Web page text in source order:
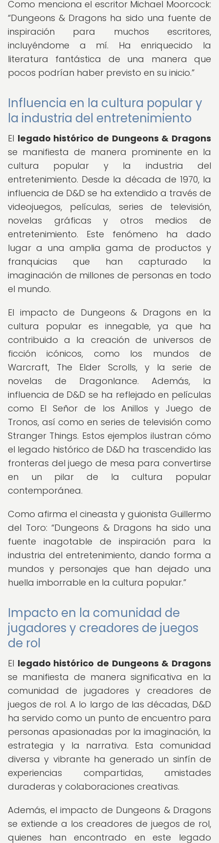
Como menciona el escritor Michael Moorcock:
Dungeons & Dragons ha sido una fuente de
inspiración para muchos escritores,
incluyéndome a mí. Ha enriquecido la
literatura fantástica de una manera que
pocos podrían haber previsto en su inicio.
Influencia en la cultura popular y
la industria del entretenimiento
El legado histórico de Dungeons & Dragons
se manifiesta de manera prominente en la
cultura popular y la industria del
entretenimiento. Desde la década de 1970, la
influencia de D&D se ha extendido a través de
videojuegos, películas, series de televisión,
novelas gráficas y otros medios de
entretenimiento. Este fenómeno ha dado
lugar a una amplia gama de productos y
franquicias que han capturado la
imaginación de millones de personas en todo
el mundo.
El impacto de Dungeons & Dragons en la
cultura popular es innegable, ya que ha
contribuido a la creación de universos de
ficción icónicos, como los mundos de
Warcraft, The Elder Scrolls, y la serie de
novelas de Dragonlance. Además, la
influencia de D&D se ha reflejado en películas
como El Señor de los Anillos y Juego de
Tronos, así como en series de televisión como
Stranger Things. Estos ejemplos ilustran cómo
el legado histórico de D&D ha trascendido las
fronteras del juego de mesa para convertirse
en un pilar de la cultura popular
contemporánea.
Como afirma el cineasta y guionista Guillermo
del Toro: Dungeons & Dragons ha sido una
fuente inagotable de inspiración para la
industria del entretenimiento, dando forma a
mundos y personajes que han dejado una
huella imborrable en la cultura popular.
Impacto en la comunidad de
jugadores y creadores de juegos
de rol
El legado histórico de Dungeons & Dragons
se manifiesta de manera significativa en la
comunidad de jugadores y creadores de
juegos de rol. A lo largo de las décadas, D&D
ha servido como un punto de encuentro para
personas apasionadas por la imaginación, la
estrategia y la narrativa. Esta comunidad
diversa y vibrante ha generado un sinfín de
experiencias compartidas, amistades
duraderas y colaboraciones creativas.
Además, el impacto de Dungeons & Dragons
se extiende a los creadores de juegos de rol,
quienes han encontrado en este legado